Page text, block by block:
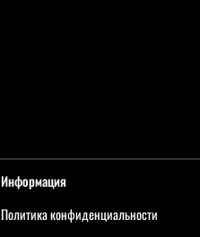
Информация
Политика конфиденциальности